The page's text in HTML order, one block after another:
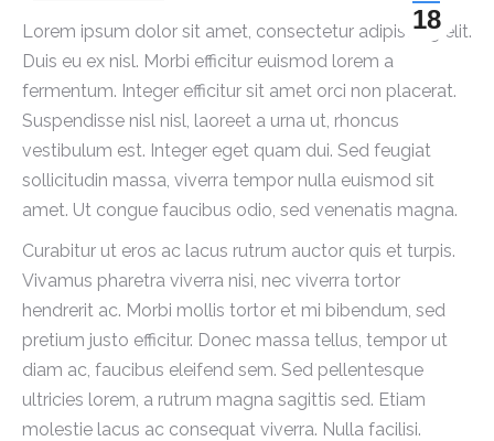
18
Lorem ipsum dolor sit amet, consectetur adipiscing elit.
Duis eu ex nisl. Morbi efficitur euismod lorem a
fermentum. Integer efficitur sit amet orci non placerat.
Suspendisse nisl nisl, laoreet a urna ut, rhoncus
vestibulum est. Integer eget quam dui. Sed feugiat
sollicitudin massa, viverra tempor nulla euismod sit
amet. Ut congue faucibus odio, sed venenatis magna.
Curabitur ut eros ac lacus rutrum auctor quis et turpis.
Vivamus pharetra viverra nisi, nec viverra tortor
hendrerit ac. Morbi mollis tortor et mi bibendum, sed
pretium justo efficitur. Donec massa tellus, tempor ut
diam ac, faucibus eleifend sem. Sed pellentesque
ultricies lorem, a rutrum magna sagittis sed. Etiam
molestie lacus ac consequat viverra. Nulla facilisi.